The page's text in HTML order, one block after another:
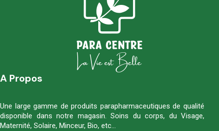
A Propos
Une large gamme de produits parapharmaceutiques de qualité
disponible dans notre magasin. Soins du corps, du Visage,
Maternité, Solaire, Minceur, Bio, etc…